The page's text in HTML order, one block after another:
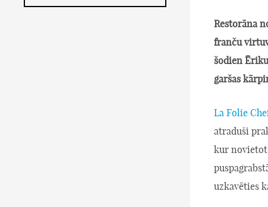
Restorāna
franču
šodien
garšas
La Folie
atraduši
kur novietot
uzkavēties